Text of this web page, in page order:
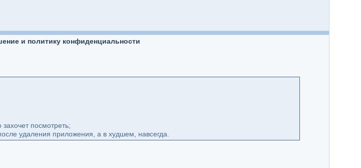
и политику конфиденциальности
посмотреть;
удаления приложения, а в худшем, навсегда.